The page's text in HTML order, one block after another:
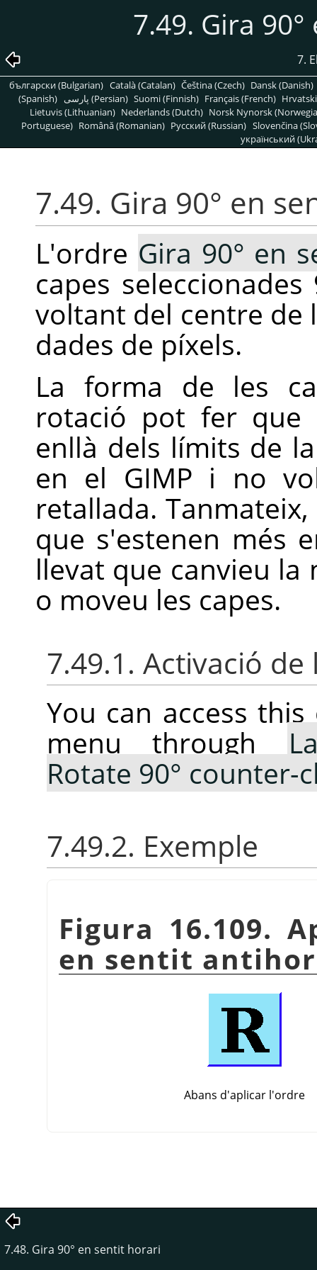
7.49. Gira
7.
български (Bulgarian) Català (Catalan) Čeština (Czech) Dansk (Danish)
(Spanish)
پارسی (Persian) Suomi (Finnish) Français (French)
Lietuvis (Lithuanian) Nederlands (Dutch) Norsk Nynorsk
Portuguese) Română (Romanian) Pусский (Russian) Slovenčina
український
7.49. Gira 90° en
L'ordre Gira 90° en
capes
voltant del centre de
dades de píxels.
La forma de les
rotació pot fer que
enllà dels límits de
en el GIMP i no
retallada.
que s'estenen més
llevat que canvieu la
o moveu les capes.
7.49.1. Activació
You can access
menu through
Rotate 90° counter-
7.49.2. Exemple
Figura 16.109.
en sentit
Abans d'aplicar l'ordre
7.48. Gira 90° en sentit horari